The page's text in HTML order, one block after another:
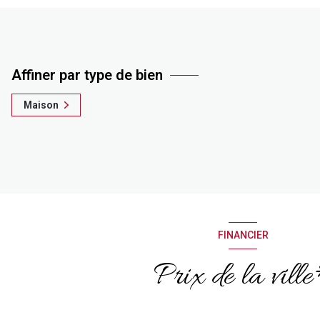
Affiner par type de bien
Maison
FINANCIER
Prix de la